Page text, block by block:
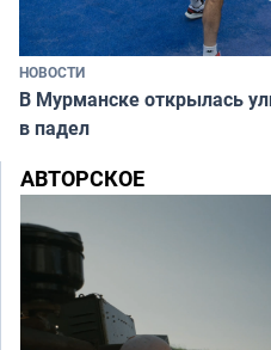
НОВОСТИ
В Мурманске открылась
в падел
АВТОРСКОЕ